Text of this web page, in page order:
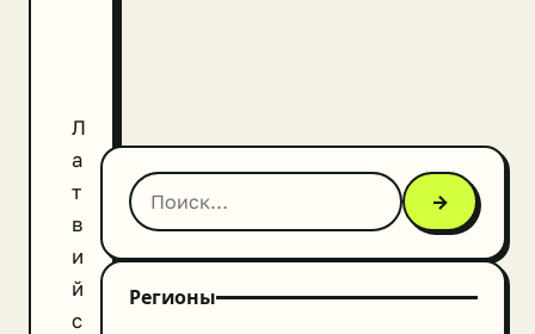
Л
а
т
в
и
й
с
→
Регионы